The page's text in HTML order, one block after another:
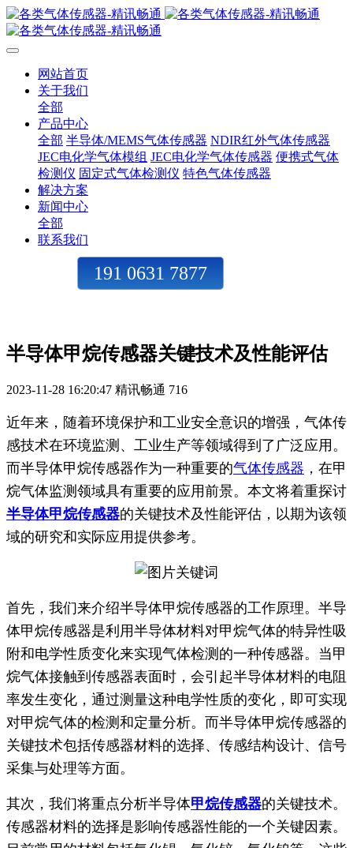
网站首页
关于我们
全部
产品中心
全部 半导体/MEMS气体传感器 NDIR红外气体传感器
JEC电化学气体模组 JEC电化学气体传感器 便携式气体
检测仪 固定式气体检测仪 特色气体传感器
解决方案
新闻中心
全部
联系我们
191 0631 7877
半导体甲烷传感器关键技术及性能评估
2023-11-28 16:20:47 精讯畅通 716
近年来，随着环境保护和工业安全意识的增强，气体传
感技术在环境监测、工业生产等领域得到了广泛应用。
而半导体甲烷传感器作为一种重要的气体传感器 ，在甲
烷气体监测领域具有重要的应用前景。本文将着重探讨
半导体甲烷传感器的关键技术及性能评估，以期为该领
域的研究和实际应用提供参考。
首先，我们来介绍半导体甲烷传感器的工作原理。半导
体甲烷传感器是利用半导体材料对甲烷气体的特异性吸
附和电学性质变化来实现气体检测的一种传感器。当甲
烷气体接触到传感器表面时，会引起半导体材料的电阻
率发生变化，通过测量这种电学性质的变化，即可实现
对甲烷气体的检测和定量分析。而半导体甲烷传感器的
关键技术包括传感器材料的选择、传感结构设计、信号
采集与处理等方面。
其次，我们将重点分析半导体甲烷传感器的关键技术。
传感器材料的选择是影响传感器性能的一个关键因素。